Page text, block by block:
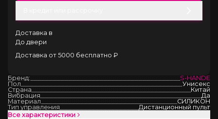
Доставка в
До двери
Доставка от 5000 бесплатно ₽
Бренд:
S-HANDE
Пол
Унисекс
Страна
Китай
Вибрация
Да
Материал
СИЛИКОН
Тип управления
Дистанционный пульт
Все характеристики